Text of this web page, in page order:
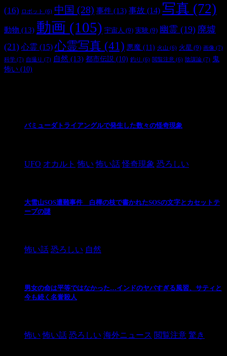
(16)
ロボット (6) 中国 (28) 事件 (13) 事故 (14) 写真 (72)
動物 (13) 動画 (105) 宇宙人 (9) 実験 (9) 幽霊 (19) 廃墟
(21) 心霊 (15) 心霊写真 (41) 悪魔 (11) 火山 (6) 火星 (9) 画像 (7)
科学 (7) 自撮り (7) 自然 (13) 都市伝説 (10) 釣り (6) 閲覧注意 (6) 陰謀論 (7) 鬼
怖い (10)
バミューダトライアングルで発生した数々の怪奇現象
UFO オカルト 怖い 怖い話 怪奇現象 恐ろしい
大雪山SOS遭難事件 白樺の枝で書かれたSOSの文字とカセットテ
ープの謎
怖い話 恐ろしい 自然
男女の命は平等ではなかった…インドのヤバすぎる風習、サティと
今も続く名誉殺人
怖い 怖い話 恐ろしい 海外ニュース 閲覧注意 驚き